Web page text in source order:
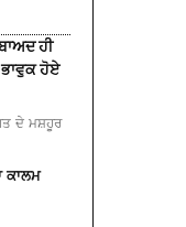
ਹੀ
ਭਾਵੁਕ ਹੋਏ
ਦੇ ਮਸ਼ਹੂਰ
ਕਾਲਮ